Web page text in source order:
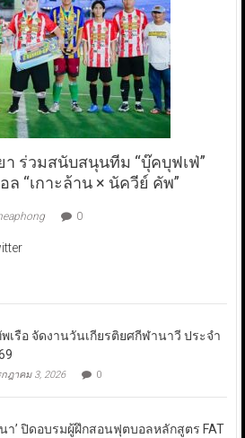
ร่วมสนับสนุนทีม “บุ๊คบุฟเฟ่”
“เกาะล้าน × นัควีย์ คัพ”
0
พเรือ จัดงานวันเกียรติยศกีฬานาวี ประจำ
ฎาคม 3, 2026 0
า’ ปิดอบรมผู้ฝึกสอนฟุตบอลหลักสูตร FAT